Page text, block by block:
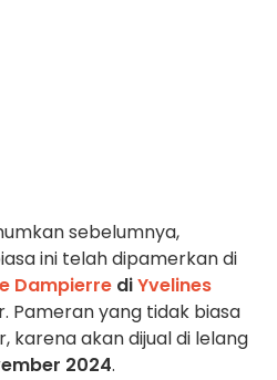
sebelumnya,
ini telah dipamerkan di
Dampierre diYvelines
Pameran yang tidak biasa
karena akan dijual di lelang
2024.